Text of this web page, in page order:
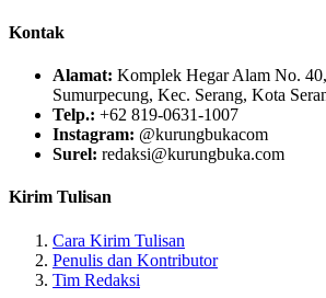
Kontak
Alamat: Komplek Hegar Alam No.
Sumurpecung, Kec. Serang, Kota
Telp.: +62 819-0631-1007
Instagram: @kurungbukacom
Surel: redaksi@kurungbuka.com
Kirim Tulisan
Cara Kirim Tulisan
Penulis dan Kontributor
Tim Redaksi